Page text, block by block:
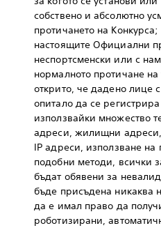
собствено и абсолютно
протичането на
настоящите Официални
неспортсменски или с
нормалното протичане
открито, че дадено лице
опитало да се
използвайки множество
адреси, жилищни
IP адреси, използване
подобни методи, всички
бъдат обявени за
бъде присъдена никаква
да е имал право да
роботизирани,